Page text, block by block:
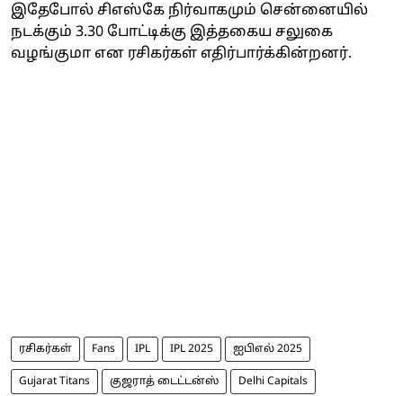
இதேபோல் சிஎஸ்கே நிர்வாகமும் சென்னையில்
நடக்கும் 3.30 போட்டிக்கு இத்தகைய சலுகை
வழங்குமா என ரசிகர்கள் எதிர்பார்க்கின்றனர்.
ரசிகர்கள் Fans IPL IPL 2025 ஐபிஎல் 2025
Gujarat Titans குஜராத் டைட்டன்ஸ் Delhi Capitals